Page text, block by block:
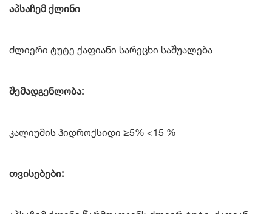
აპსაჩემ ქლინი
ძლიერი ტუტე ქაფიანი სარეცხი საშუალება
შემადგენლობა:
კალიუმის ჰიდროქსიდი ≥5% <15 %
თვისებები: